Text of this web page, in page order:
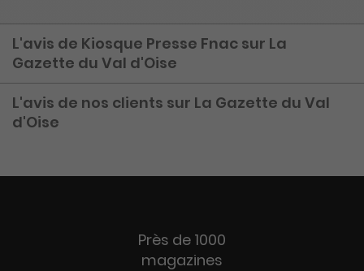
L'avis de Kiosque Presse Fnac sur La
Gazette du Val d'Oise
L'avis de nos clients sur La Gazette du Val
d'Oise
Près de 1000
magazines